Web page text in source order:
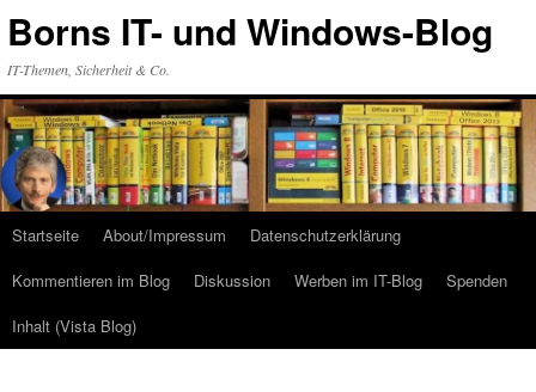
Inhalt
Borns IT- und Windows-Blog
IT-Themen, Sicherheit & Co.
Startseite About/Impressum
Datenschutzerklärung
Kommentieren im Blog
Diskussion Werben im IT-Blog
Spenden
Inhalt (Vista Blog)